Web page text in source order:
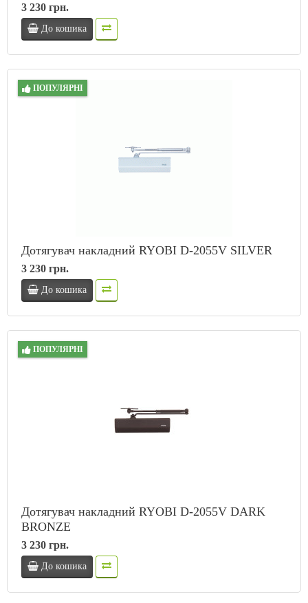
3 230 грн.
До кошика
ПОПУЛЯРНІ
Дотягувач накладний RYOBI D-2055V SILVER
3 230 грн.
До кошика
ПОПУЛЯРНІ
Дотягувач накладний RYOBI D-2055V DARK
BRONZE
3 230 грн.
До кошика